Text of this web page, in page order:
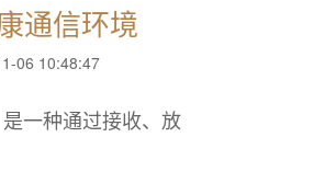
通信环境
06 10:48:47
一种通过接收、放